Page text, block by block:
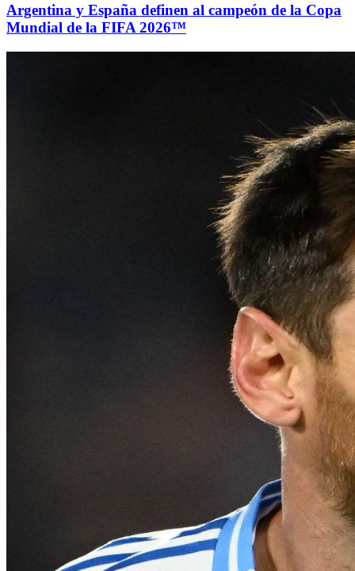
Argentina y España definen al campeón de la Copa
Mundial de la FIFA 2026™